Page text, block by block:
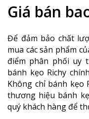
Giá bán
Để đảm bảo chất
mua các sản phẩm
điểm phân phối uy
bánh kẹo Richy
Không chỉ bánh kẹo
thương hiệu bánh
quý khách hàng để